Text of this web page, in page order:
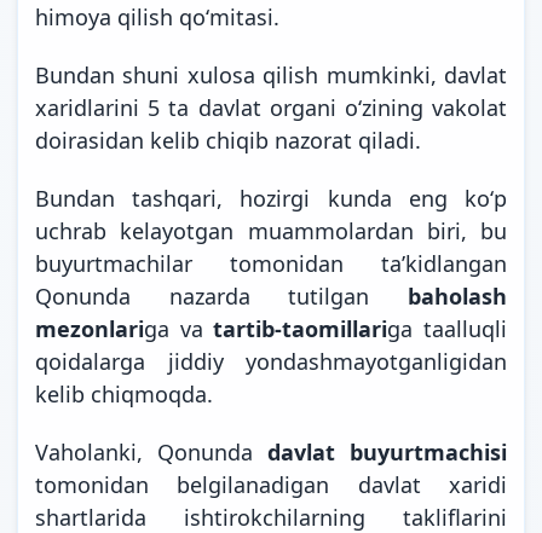
himoya qilish qoʻmitasi.
Bundan shuni xulosa qilish mumkinki, davlat
xaridlarini 5 ta davlat organi oʻzining vakolat
doirasidan kelib chiqib nazorat qiladi.
Bundan tashqari, hozirgi kunda eng koʻp
uchrab kelayotgan muammolardan biri, bu
buyurtmachilar tomonidan taʼkidlangan
Qonunda nazarda tutilgan baholash
mezonlariga vatartib-taomillariga taalluqli
qoidalarga jiddiy yondashmayotganligidan
kelib chiqmoqda.
Vaholanki, Qonunda davlat buyurtmachisi
tomonidan belgilanadigan davlat xaridi
shartlarida ishtirokchilarning takliflarini